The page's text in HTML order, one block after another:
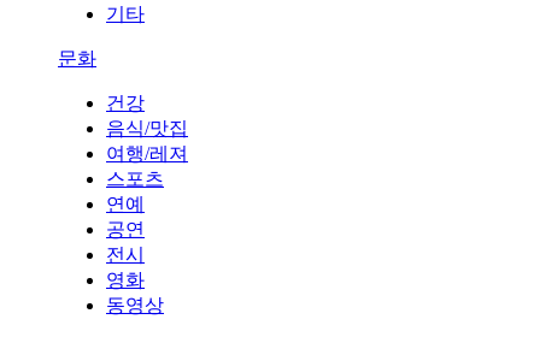
기타
문화
건강
음식/맛집
여행/레져
스포츠
연예
공연
전시
영화
동영상